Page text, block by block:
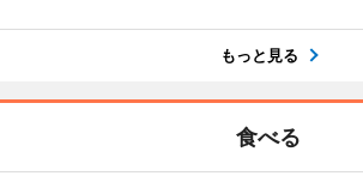
もっと見る
食べる